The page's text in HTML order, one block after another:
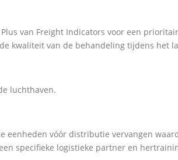
van Freight Indicators voor een
kwaliteit van de behandeling tijdens het
luchthaven.
eenheden vóór distributie vervangen
specifieke logistieke partner en